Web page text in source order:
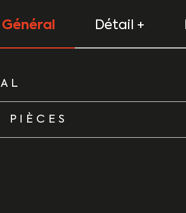
Général Détail +
PIÈCES